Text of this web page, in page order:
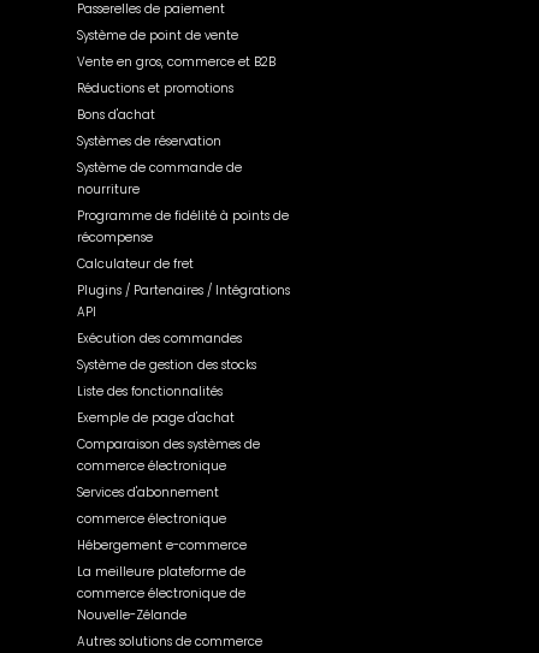
Passerelles de paiement
Système de point de vente
Vente en gros, commerce et B2B
Réductions et promotions
Bons d'achat
Systèmes de réservation
Système de commande de
nourriture
Programme de fidélité à points de
récompense
Calculateur de fret
Plugins / Partenaires / Intégrations
API
Exécution des commandes
Système de gestion des stocks
Liste des fonctionnalités
Exemple de page d'achat
Comparaison des systèmes de
commerce électronique
Services d'abonnement
commerce électronique
Hébergement e-commerce
La meilleure plateforme de
commerce électronique de
Nouvelle-Zélande
Autres solutions de commerce